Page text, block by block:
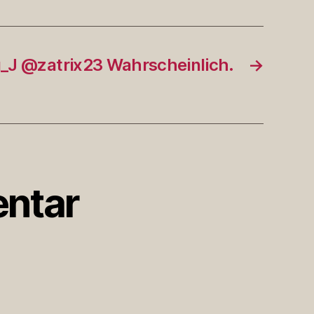
→
@zatrix23 Wahrscheinlich.